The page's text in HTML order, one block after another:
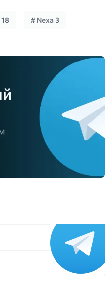
18 # Nexa 3